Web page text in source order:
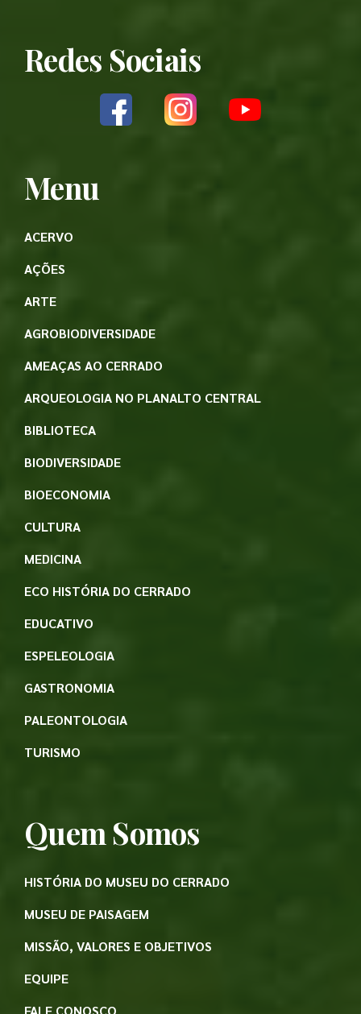
Redes Sociais
Menu
ACERVO
AÇÕES
ARTE
AGROBIODIVERSIDADE
AMEAÇAS AO CERRADO
ARQUEOLOGIA NO PLANALTO CENTRAL
BIBLIOTECA
BIODIVERSIDADE
BIOECONOMIA
CULTURA
MEDICINA
ECO HISTÓRIA DO CERRADO
EDUCATIVO
ESPELEOLOGIA
GASTRONOMIA
PALEONTOLOGIA
TURISMO
Quem Somos
HISTÓRIA DO MUSEU DO CERRADO
MUSEU DE PAISAGEM
MISSÃO, VALORES E OBJETIVOS
EQUIPE
FALE CONOSCO